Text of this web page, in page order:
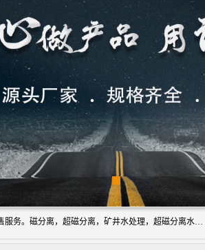
成都源蓉科技公司长期致力于环保技术的研发、设备制造、销售服务。磁分离，超磁分离，矿井水处理，超磁分离水处理设备专业厂家（国家发明专利授权）在水处理领域，公司拥有自己的技术，包括磁分离净化、磁力脱水、精密过滤等，且已获得多项国家发明专利磁分离设备，一级强化设备，磁分离机，磁分离水处理技术服务，超磁分离水处理技术服务。